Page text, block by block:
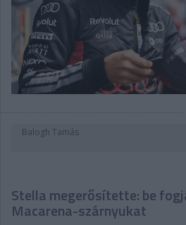
Balogh Tamás
Stella megerősítette: be
Macarena-szárnyukat